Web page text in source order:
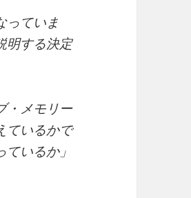
っていま
明する決定
・メモリー
ているかで
いるか」